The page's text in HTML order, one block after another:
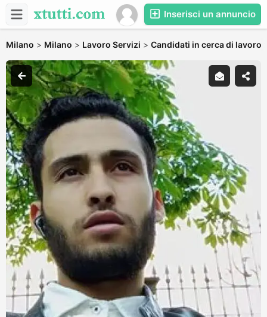
Inserisci un annuncio
Milano > Milano > Lavoro Servizi > Candidati in cerca di lavoro